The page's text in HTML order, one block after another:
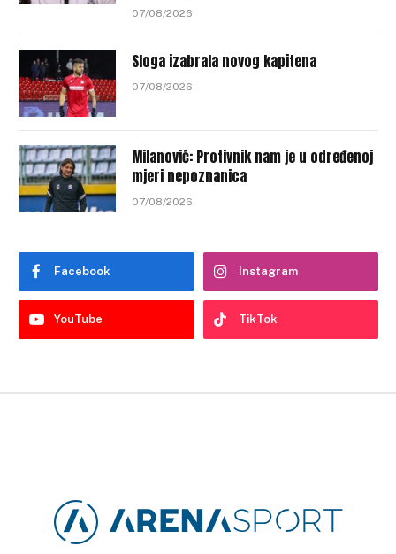
07/08/2026
Sloga izabrala novog kapitena
07/08/2026
Milanović: Protivnik nam je u određenoj
mjeri nepoznanica
07/08/2026
Facebook Instagram
YouTube TikTok